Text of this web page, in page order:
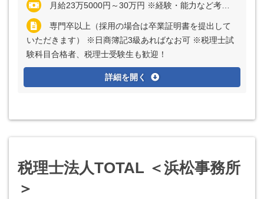
月給23万5000円～30万円 ※経験・能力など考慮の上、決定いたします ※上記に固定残業代（月15時間分＝2万5000円～4万5000円）を含む ※超過分は別途全額支給
専門卒以上（採用の場合は卒業証明書を提出して
いただきます） ※日商簿記3級あればなお可 ※税理士試
験科目合格者、税理士受験生も歓迎！
詳細を開く
税理士法人TOTAL ＜浜松事務所
＞